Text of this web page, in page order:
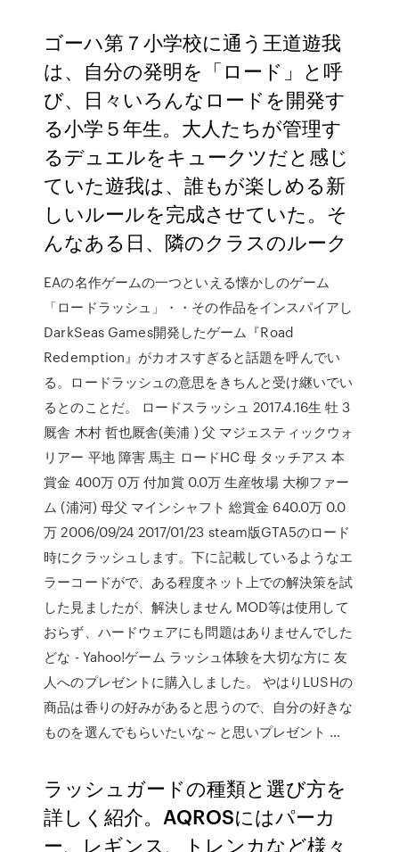
ゴーハ第７小学校に通う王道遊我
は、自分の発明を「ロード」と呼
び、日々いろんなロードを開発す
る小学５年生。大人たちが管理す
るデュエルをキュークツだと感じ
ていた遊我は、誰もが楽しめる新
しいルールを完成させていた。そ
んなある日、隣のクラスのルーク
EAの名作ゲームの一つといえる懐かしのゲーム
「ロードラッシュ」・・その作品をインスパイアし
DarkSeas Games開発したゲーム『Road
Redemption』がカオスすぎると話題を呼んでい
る。ロードラッシュの意思をきちんと受け継いでい
るとのことだ。 ロードスラッシュ 2017.4.16生 牡 3
厩舎 木村 哲也厩舎(美浦 ) 父 マジェスティックウォ
リアー 平地 障害 馬主 ロードHC 母 タッチアス 本
賞金 400万 0万 付加賞 0.0万 生産牧場 大柳ファー
ム (浦河) 母父 マインシャフト 総賞金 640.0万 0.0
万 2006/09/24 2017/01/23 steam版GTA5のロード
時にクラッシュします。下に記載しているようなエ
ラーコードがで、ある程度ネット上での解決策を試
した見ましたが、解決しません MOD等は使用して
おらず、ハードウェアにも問題はありませんでした
どな - Yahoo!ゲーム ラッシュ体験を大切な方に 友
人へのプレゼントに購入しました。 やはりLUSHの
商品は香りの好みがあると思うので、自分の好きな
ものを選んでもらいたいな～と思いプレゼント …
ラッシュガードの種類と選び方を
詳しく紹介。AQROSにはパーカ
ー、レギンス、トレンカなど様々